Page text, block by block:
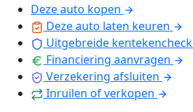
Deze auto kopen
Deze auto laten keuren
Uitgebreide kentekencheck
Financiering aanvragen
Verzekering afsluiten
Inruilen of verkopen